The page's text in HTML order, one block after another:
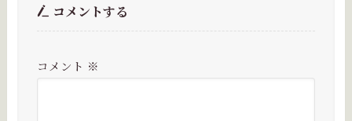
コメントする
コメント ※